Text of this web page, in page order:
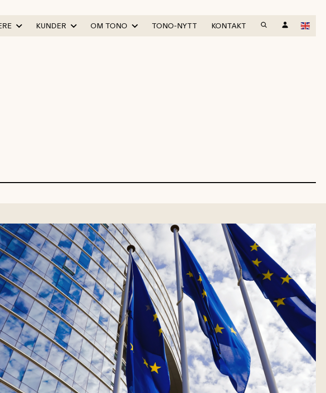
KUNDER OM TONO TONO-NYTT KONTAKT